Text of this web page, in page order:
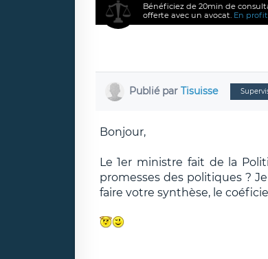
Bénéficiez de 20min de
offerte avec un avocat. En
Publié par Tisuisse
Bonjour,
Le 1er ministre fait de la
promesses des politiques ?
faire votre synthèse, le